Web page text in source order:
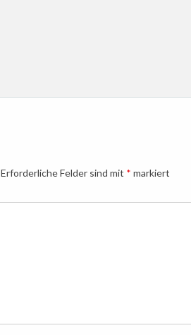
Erforderliche Felder sind mit * markiert